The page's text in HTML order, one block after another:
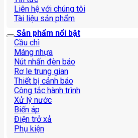
Liên hệ với chúng tôi
Tài liệu sản phẩm
Sản phẩm nổi bật
Cầu chì
Máng nhựa
Nút nhấn đèn báo
Rơ le trung gian
Thiết bị cảnh báo
Công tắc hành trình
Xử lý nước
Biến áp
Điện trở xả
Phụ kiện